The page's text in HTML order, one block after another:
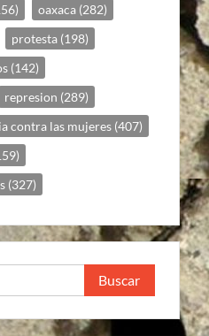
oaxaca (282)
protesta (198)
(142)
represion (289)
contra las mujeres (407)
(327)
Buscar: